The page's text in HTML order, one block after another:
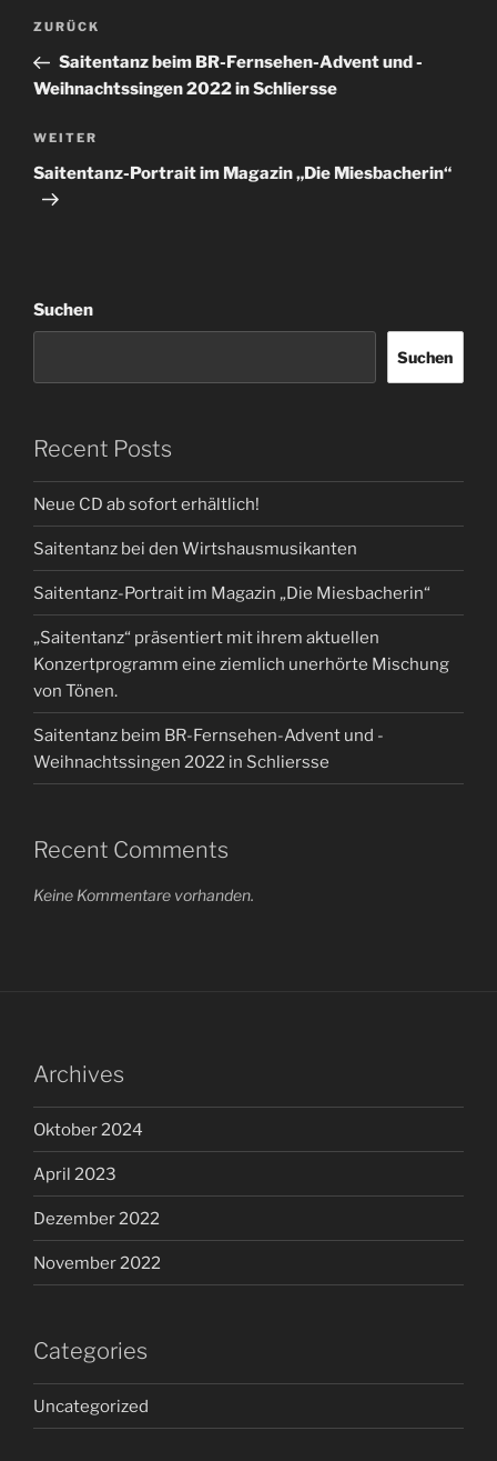
Beitrags-
Vorheriger
Beitrag
ZURÜCK
Saitentanz beim BR-Fernsehen-Advent und -
Weihnachtssingen 2022 in Schliersse
Nächster
Beitrag
WEITER
Saitentanz-Portrait im Magazin „Die Miesbacherin“
Suchen
Suchen
Recent Posts
Neue CD ab sofort erhältlich!
Saitentanz bei den Wirtshausmusikanten
Saitentanz-Portrait im Magazin „Die Miesbacherin“
„Saitentanz“ präsentiert mit ihrem aktuellen
Konzertprogramm eine ziemlich unerhörte Mischung
von Tönen.
Saitentanz beim BR-Fernsehen-Advent und -
Weihnachtssingen 2022 in Schliersse
Recent Comments
Keine Kommentare vorhanden.
Archives
Oktober 2024
April 2023
Dezember 2022
November 2022
Categories
Uncategorized